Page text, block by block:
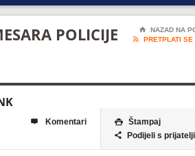
POLICIJE
⌂
NAZAD NA

PRETPLATI
 Štampaj
 Podijeli s
 Komentari